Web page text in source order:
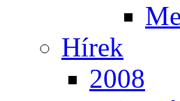
Hí­rek
2008